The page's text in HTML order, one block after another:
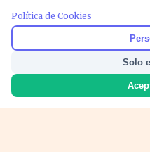
Noticias y análisis
inversión y política.
para entender lo
Política de Cookies
Solo